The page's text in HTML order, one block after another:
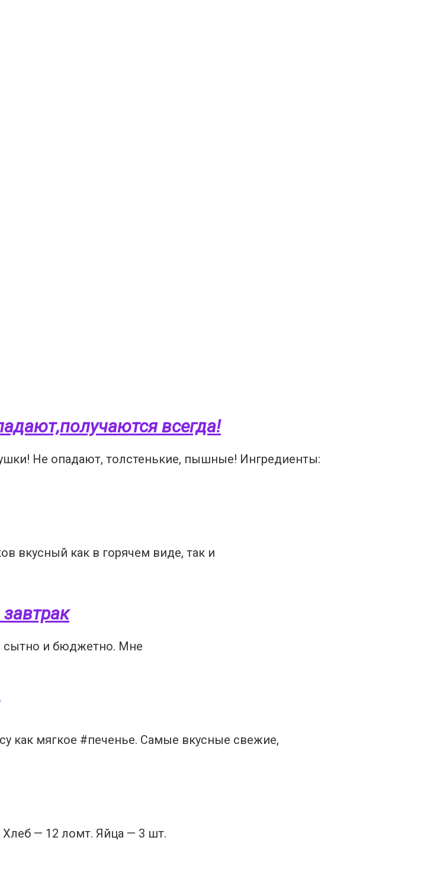
всегда!
Не опадают, толстенькие, пышные! Ингредиенты:
вкусный как в горячем виде, так и
сытно и бюджетно. Мне
как мягкое #печенье. Самые вкусные свежие,
— 12 ломт. Яйца — 3 шт.